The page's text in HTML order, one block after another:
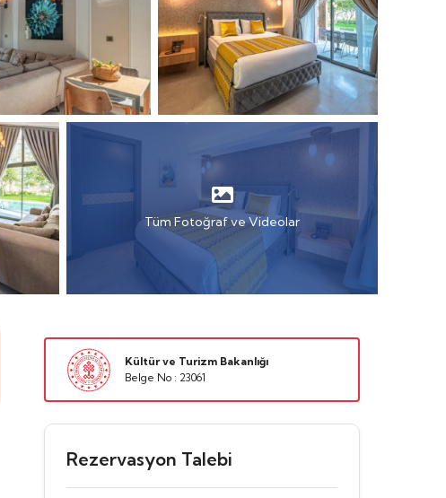
Tüm Fotoğraf ve Videolar
Kültür ve Turizm Bakanlığı
Belge No : 23061
Rezervasyon Talebi